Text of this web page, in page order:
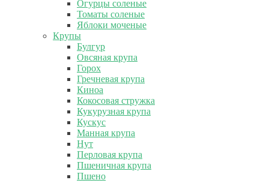
Огурцы соленые
Томаты соленые
Яблоки моченые
Крупы
Булгур
Овсяная крупа
Горох
Гречневая крупа
Киноа
Кокосовая стружка
Кукурузная крупа
Кускус
Манная крупа
Нут
Перловая крупа
Пшеничная крупа
Пшено